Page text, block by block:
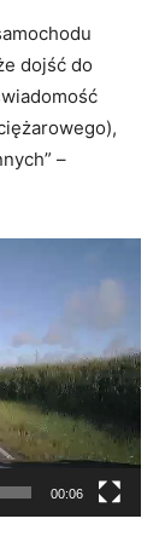
dojść do
–
00:06